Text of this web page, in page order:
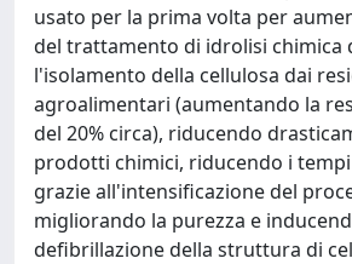
usato per la prima volta per
del trattamento di idrolisi chimica
l'isolamento della cellulosa dai
agroalimentari (aumentando la
del 20% circa), riducendo
prodotti chimici, riducendo i
grazie all'intensificazione del
migliorando la purezza e
defibrillazione della struttura di